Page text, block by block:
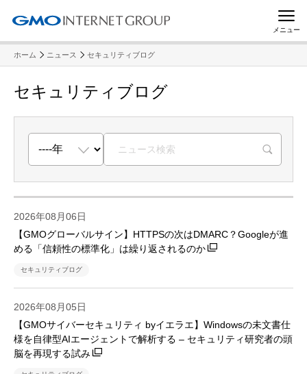
メニュー
ホーム ニュース セキュリティブログ
セキュリティブログ
2026年08月06日
【GMOグローバルサイン】HTTPSの次はDMARC？Googleが進
める「信頼性の標準化」は繰り返されるのか
セキュリティブログ
2026年08月05日
【GMOサイバーセキュリティ byイエラエ】Windowsの未文書仕
様を自律型AIエージェントで解析する – セキュリティ研究者の頭
脳を再現する試み